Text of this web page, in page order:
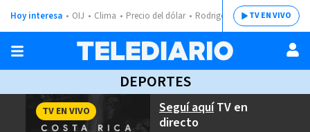
Hoy interesa OIJ Clima Precio del dólar Rodrigo ChavesTV EN VIVO
DEPORTES
Seguí aquíTV en
directo
TV EN VIVO